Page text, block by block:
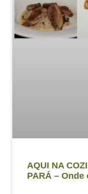
AQUI NA
PARÁ – Onde